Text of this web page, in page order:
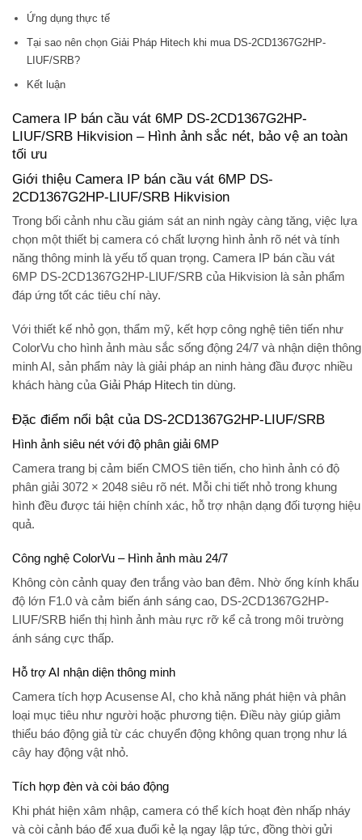
Ứng dụng thực tế
Tại sao nên chọn Giải Pháp Hitech khi mua DS-2CD1367G2HP-
LIUF/SRB?
Kết luận
Camera IP bán cầu vát 6MP DS-2CD1367G2HP-
LIUF/SRB Hikvision – Hình ảnh sắc nét, bảo vệ an toàn
tối ưu
Giới thiệu Camera IP bán cầu vát 6MP DS-
2CD1367G2HP-LIUF/SRB Hikvision
Trong bối cảnh nhu cầu giám sát an ninh ngày càng tăng, việc lựa
chọn một thiết bị camera có chất lượng hình ảnh rõ nét và tính
năng thông minh là yếu tố quan trọng. Camera IP bán cầu vát
6MP DS-2CD1367G2HP-LIUF/SRB của Hikvision là sản phẩm
đáp ứng tốt các tiêu chí này.
Với thiết kế nhỏ gọn, thẩm mỹ, kết hợp công nghệ tiên tiến như
ColorVu cho hình ảnh màu sắc sống động 24/7 và nhận diện thông
minh AI , sản phẩm này là giải pháp an ninh hàng đầu được nhiều
khách hàng củaGiải Pháp Hitech tin dùng.
Đặc điểm nổi bật của DS-2CD1367G2HP-LIUF/SRB
Hình ảnh siêu nét với độ phân giải 6MP
Camera trang bị cảm biến CMOS tiên tiến, cho hình ảnh có độ
phân giải 3072 × 2048 siêu rõ nét. Mỗi chi tiết nhỏ trong khung
hình đều được tái hiện chính xác, hỗ trợ nhận dạng đối tượng hiệu
quả.
Công nghệ ColorVu – Hình ảnh màu 24/7
Không còn cảnh quay đen trắng vào ban đêm. Nhờ ống kính khẩu
độ lớn F1.0 và cảm biến ánh sáng cao, DS-2CD1367G2HP-
LIUF/SRB hiển thị hình ảnh màu rực rỡ kể cả trong môi trường
ánh sáng cực thấp.
Hỗ trợ AI nhận diện thông minh
Camera tích hợp Acusense AI , cho khả năng phát hiện và phân
loại mục tiêu như người hoặc phương tiện. Điều này giúp giảm
thiểu báo động giả từ các chuyển động không quan trọng như lá
cây hay động vật nhỏ.
Tích hợp đèn và còi báo động
Khi phát hiện xâm nhập, camera có thể kích hoạt đèn nhấp nháy
vàcòi cảnh báo để xua đuổi kẻ lạ ngay lập tức, đồng thời gửi